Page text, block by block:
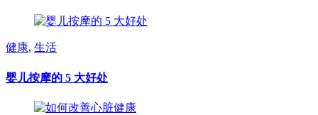
健康, 生活
婴儿按摩的 5 大好处